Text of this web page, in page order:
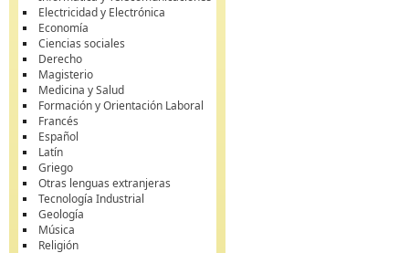
Electricidad y Electrónica
Economía
Ciencias sociales
Derecho
Magisterio
Medicina y Salud
Formación y Orientación Laboral
Francés
Español
Latín
Griego
Otras lenguas extranjeras
Tecnología Industrial
Geología
Música
Religión